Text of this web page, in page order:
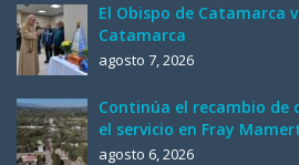
El Obispo de Catamarca
Catamarca
agosto 7, 2026
Continúa el recambio de
el servicio en Fray
agosto 6, 2026